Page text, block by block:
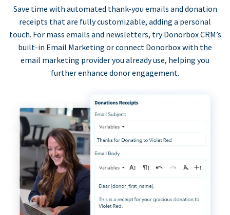
Save time with automated thank-you emails and donation
receipts that are fully customizable, adding a personal
touch. For mass emails and newsletters, try Donorbox CRM’s
built-in Email Marketing or connect Donorbox with the
email marketing provider you already use, helping you
further enhance donor engagement.